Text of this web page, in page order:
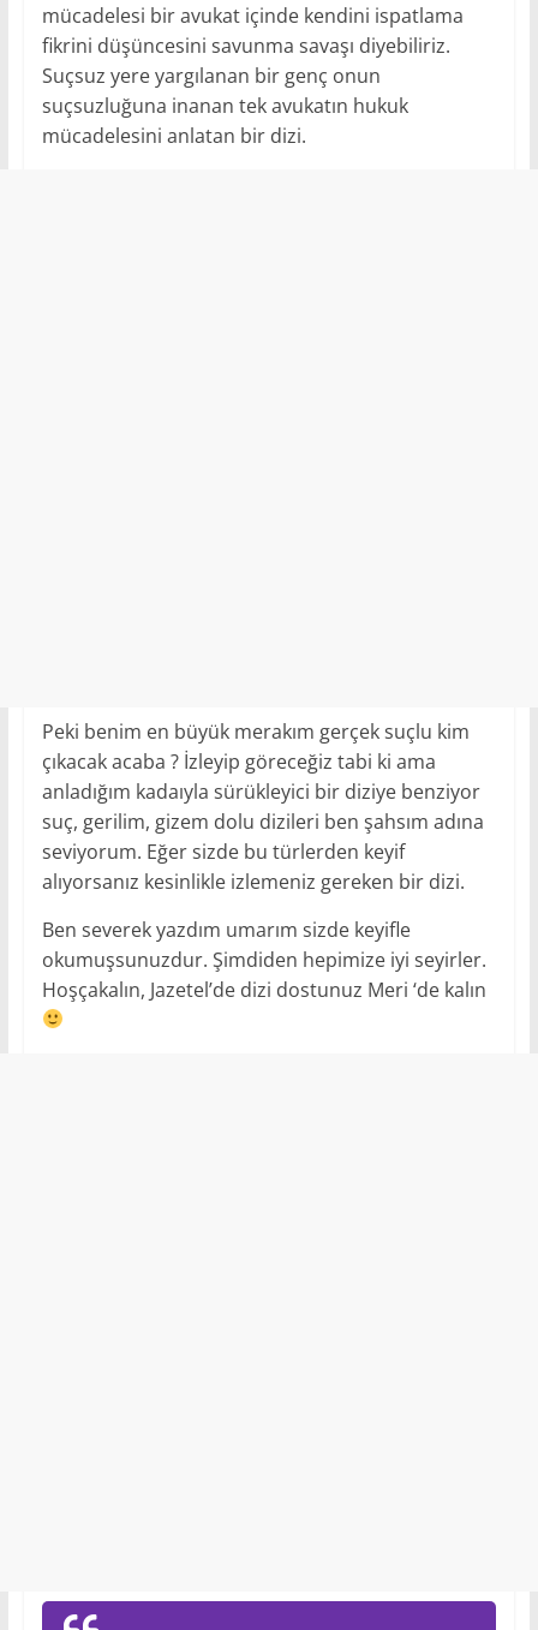
mücadelesi bir avukat içinde kendini ispatlama
fikrini düşüncesini savunma savaşı diyebiliriz.
Suçsuz yere yargılanan bir genç onun
suçsuzluğuna inanan tek avukatın hukuk
mücadelesini anlatan bir dizi.
Peki benim en büyük merakım gerçek suçlu kim
çıkacak acaba ? İzleyip göreceğiz tabi ki ama
anladığım kadaıyla sürükleyici bir diziye benziyor
suç, gerilim, gizem dolu dizileri ben şahsım adına
seviyorum. Eğer sizde bu türlerden keyif
alıyorsanız kesinlikle izlemeniz gereken bir dizi.
Ben severek yazdım umarım sizde keyifle
okumuşsunuzdur. Şimdiden hepimize iyi seyirler.
Hoşçakalın, Jazetel’de dizi dostunuz Meri ‘de kalın